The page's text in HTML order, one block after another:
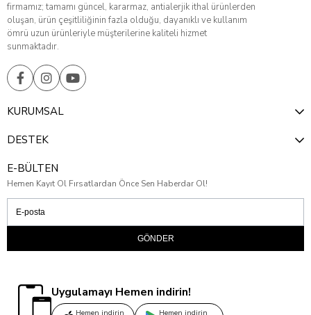
firmamız; tamamı güncel, kararmaz, antialerjik ithal ürünlerden
oluşan, ürün çeşitliliğinin fazla olduğu, dayanıklı ve kullanım
ömrü uzun ürünleriyle müşterilerine kaliteli hizmet
sunmaktadır.
KURUMSAL
DESTEK
E-BÜLTEN
Hemen Kayıt Ol Fırsatlardan Önce Sen Haberdar Ol!
GÖNDER
Uygulamayı Hemen indirin!